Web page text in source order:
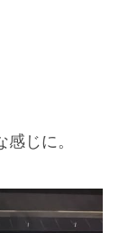
じに。